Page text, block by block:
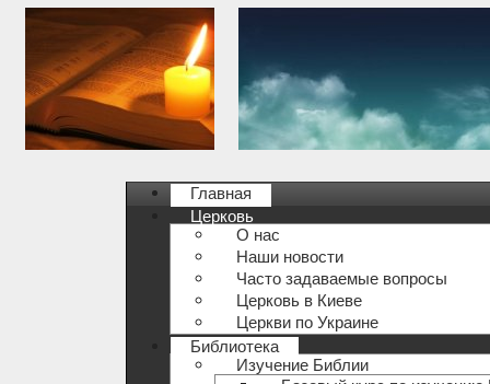
Главная
Церковь
О нас
Наши новости
Часто задаваемые вопросы
Церковь в Киеве
Церкви по Украине
Библиотека
Изучение Библии